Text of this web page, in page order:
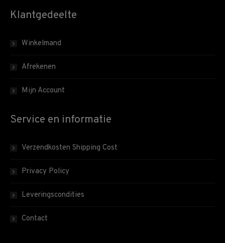
Klantgedeelte
Winkelmand
Afrekenen
Mijn Account
Service en informatie
Verzendkosten Shipping Cost
Privacy Policy
Leveringscondities
Contact